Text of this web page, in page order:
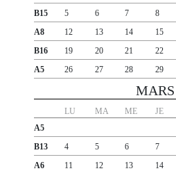
B15
5 6 7 8
A8
12 13 14 15
B16
19 20 21 22
A5
26 27 28 29
MARS
LU MA ME JE
A5
B13
4 5 6 7
A6
11 12 13 14